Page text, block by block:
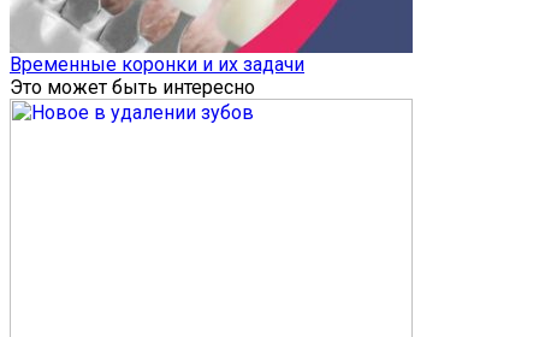
Временные коронки и их задачи
Это может быть интересно